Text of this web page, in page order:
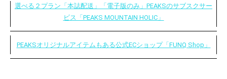
選べる２プラン「本誌配送」「電子版のみ」PEAKSのサブスクサー
ビス「PEAKS MOUNTAIN HOLIC」
PEAKSオリジナルアイテムもある公式ECショップ「FUNQ Shop」